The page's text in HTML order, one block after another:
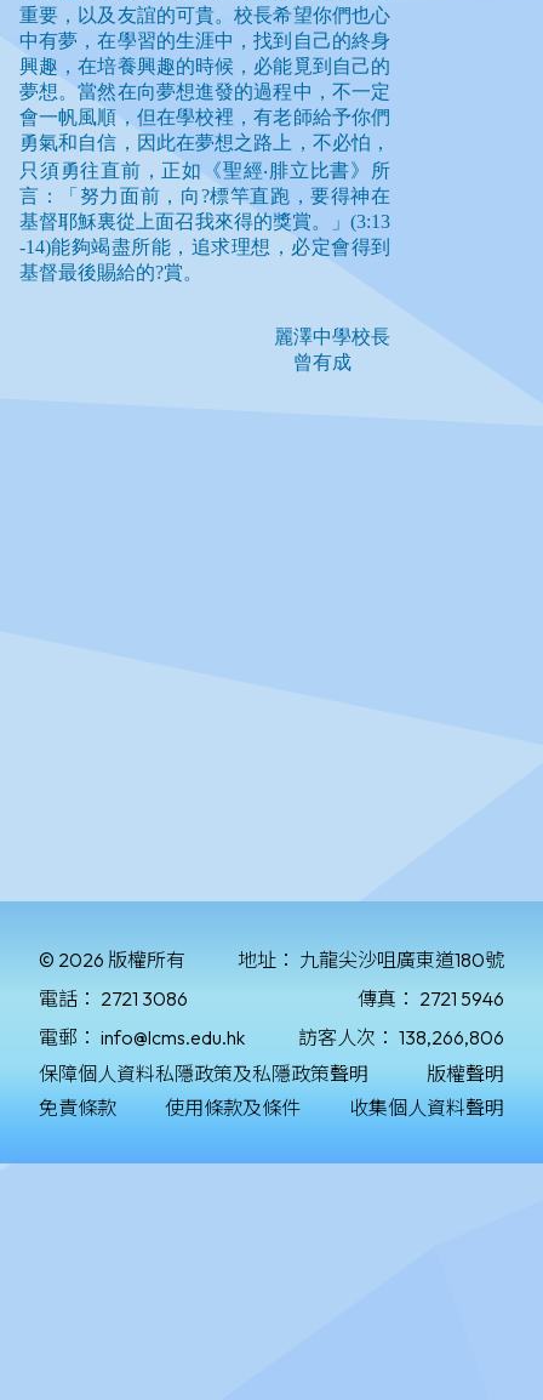
© 2026 版權所有 地址： 九龍尖沙咀廣東道180號
電話： 2721 3086 傳真： 2721 5946
電郵： info@lcms.edu.hk 訪客人次： 138,266,806
保障個人資料私隱政策及私隱政策聲明
版權聲明
免責條款
使用條款及條件 收集個人資料聲明